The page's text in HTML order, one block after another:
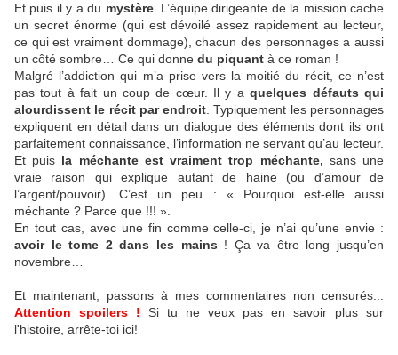
Et puis il y a du mystère. L’équipe dirigeante de la mission cache
un secret énorme (qui est dévoilé assez rapidement au lecteur,
ce qui est vraiment dommage), chacun des personnages a aussi
un côté sombre… Ce qui donne du piquant à ce roman !
Malgré l’addiction qui m’a prise vers la moitié du récit, ce n’est
pas tout à fait un coup de cœur. Il y aquelques défauts qui
alourdissent le récit par endroit . Typiquement les personnages
expliquent en détail dans un dialogue des éléments dont ils ont
parfaitement connaissance, l’information ne servant qu’au lecteur.
Et puis la méchante est vraiment trop méchante, sans une
vraie raison qui explique autant de haine (ou d’amour de
l’argent/pouvoir). C’est un peu : « Pourquoi est-elle aussi
méchante ? Parce que !!! ».
En tout cas, avec une fin comme celle-ci, je n’ai qu’une envie :
avoir le tome 2 dans les mains ! Ça va être long jusqu’en
novembre…
Et maintenant, passons à mes commentaires non censurés...
Attention spoilers !
Si tu ne veux pas en savoir plus sur
l'histoire, arrête-toi ici!